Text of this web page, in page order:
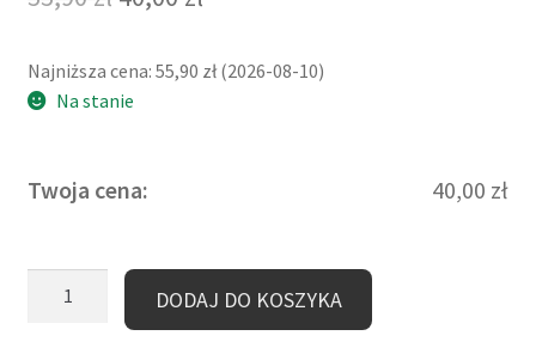
wynosiła:wynosi:
Najniższa cena: 55,90 zł(2026-08-10)
Na stanie
Twoja cena: 40,00 zł
DODAJ DO KOSZYKA